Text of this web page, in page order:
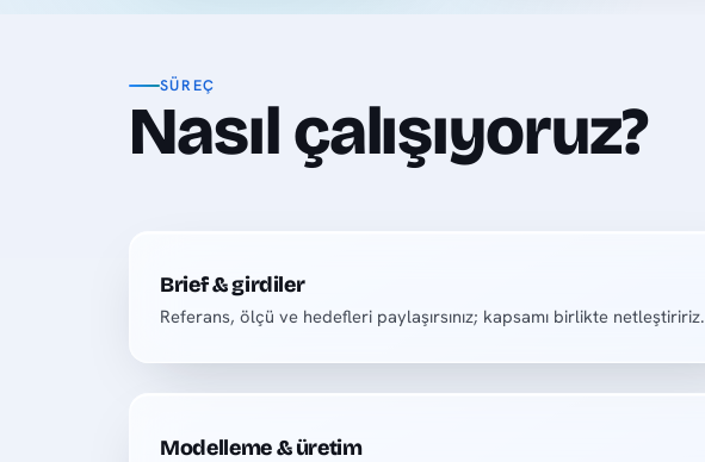
SÜREÇ
Nasıl çalışıyoruz?
Brief & girdiler
Referans, ölçü ve hedefleri paylaşırsınız; kapsamı birlikte netleştiririz.
Modelleme & üretim